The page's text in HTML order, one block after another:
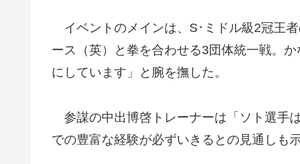
イベントのメインは、S･ミドル級2冠王
ース（英）と拳を合わせる3団体統一戦。
にしています」と腕を撫した。
参謀の中出博啓トレーナーは「ソト選手
での豊富な経験が必ずいきるとの見通しも